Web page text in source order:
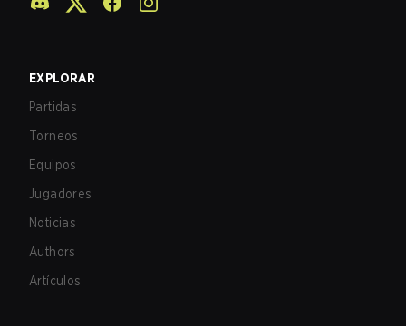
EXPLORAR
Partidas
Torneos
Equipos
Jugadores
Noticias
Authors
Artículos